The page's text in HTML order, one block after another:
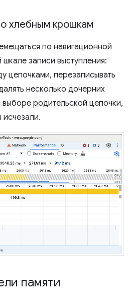
хлебным крошкам
по навигационной
записи выступления:
цепочками, перезаписывать
несколько дочерних
родительской цепочки,
памяти